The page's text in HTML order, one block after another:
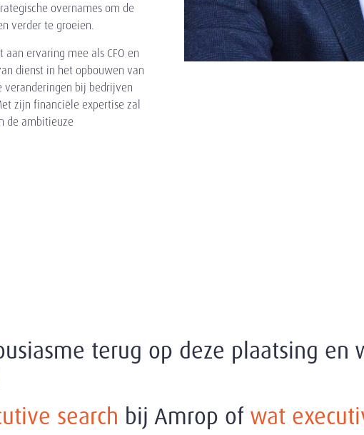
overnames om de
verder te groeien.
aan ervaring mee als CFO en
dienst in het opbouwen van
bij bedrijven
zijn financiële expertise zal
de ambitieuze
terug op deze plaatsing en
search bij Amrop of wat